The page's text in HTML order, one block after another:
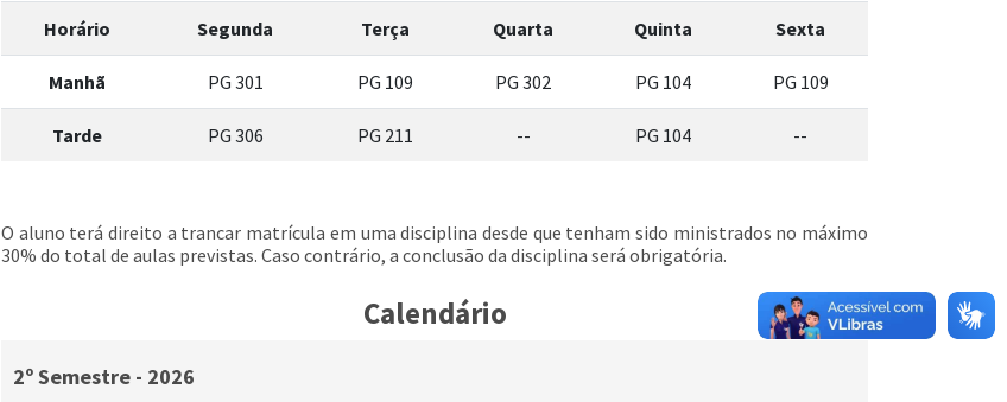
Horário Segunda Terça Quarta Quinta Sexta
Manhã PG 301 PG 109 PG 302 PG 104 PG 109
Tarde PG 306 PG 211 -- PG 104 --
O aluno terá direito a trancar matrícula em uma disciplina desde que tenham sido ministrados no máximo
30% do total de aulas previstas. Caso contrário, a conclusão da disciplina será obrigatória.
Calendário
2º Semestre - 2026